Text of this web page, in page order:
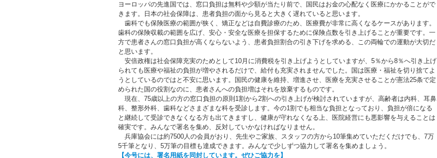
ヨーロッパの先進国では、窓口負担は無料や少額が当たり前で、国民はお金の心配なく医療にかかることがで
きます。日本の社会保障は、患者負担の面から見ると大きく遅れていると思います。
歯科でも保険医療の範囲が狭く、矯正などは自費診療のため、医療費が非常に高くなるケースがあります。
歯科の保険収載の範囲を広げ、安心・安全な医療を担保するために保険点数を引き上げることが重要です。一
方で患者さんの窓口負担が高くならないよう、患者負担割合の引き下げを求める、この両輪での運動が大切だ
と思います。
安倍政権は社会保障充実のためとして10月に消費税を引き上げようとしていますが、5％から8％へ引き上げ
られても医療や福祉の負担が増やされるだけで、給付も充実されませんでした。国は医療・福祉を切り捨てよ
うとしているのではと不安に思います。国民の健康を維持、増進させ、医療を充実させることが憲法25条で定
められた国の役割なのに、患者さんへの負担増はそれを放棄するものです。
現在、75歳以上の方の窓口負担の原則1割から2割への引き上げが検討されていますが、高齢者は内科、耳鼻
科、整形外科、歯科などさまざまな科を受診します。今の1割でも相当な負担となっており、負担が倍になる
と継続して受診できなくなる方も出てきますし、健康が守れなくなる上、医院経営にも悪影響を与えることは
確実です。みんなで署名を集め、反対していかなければなりません。
兵庫協会には約7500人の会員がおり、先生やご家族、スタッフの方から10筆集めていただくだけでも、7万
5千筆となり、5万筆の目標も達成できます。みんなで少しずつ協力して署名を集めましょう。
【今号には、署名用紙を同封しています。ぜひご協力を】